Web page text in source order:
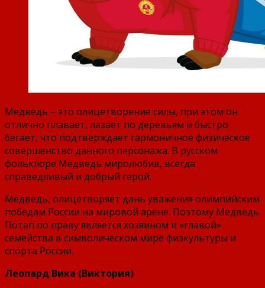
Медведь – это олицетворение силы, при этом он
отлично плавает, лазает по деревьям и быстро
бегает, что подтверждает гармоничное физическое
совершенство данного персонажа. В русском
фольклоре Медведь миролюбив, всегда
справедливый и добрый герой.
Медведь, олицетворяет дань уважения олимпийским
победам России на мировой арене. Поэтому Медведь
Потап по праву является хозяином и «главой»
семейства в символическом мире физкультуры и
спорта России.
Леопард Вика (Виктория)